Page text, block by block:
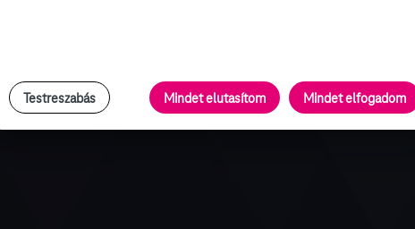
Testreszabás Mindet elutasítom Mindet elfogadom